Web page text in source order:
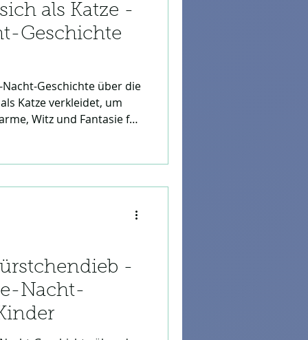
als Katze -
Geschichte
Geschichte über die
Katze verkleidet, um
Witz und Fantasie für
-
Nacht-